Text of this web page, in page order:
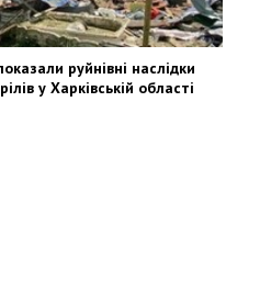
руйнівні наслідки
у Харківській області